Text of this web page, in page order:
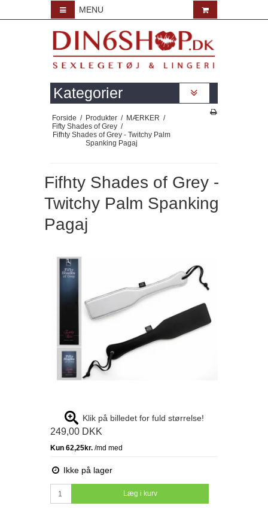
MENU
Kategorier
Forside / Produkter / MÆRKER /
Fifty Shades of Grey /
Fifhty Shades of Grey - Twitchy Palm
Spanking Pagaj
Fifhty Shades of Grey -
Twitchy Palm Spanking
Pagaj
Klik på billedet for fuld størrelse!
249,00 DKK
Ikke på lager
Læg i kurv